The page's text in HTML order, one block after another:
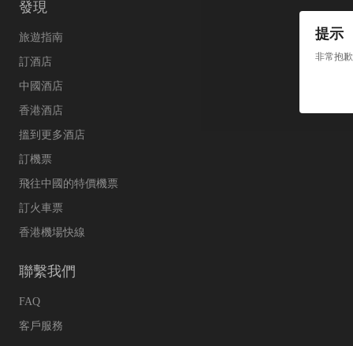
提示
非常抱
發現
旅遊指南
訂酒店
中國酒店
香港酒店
搵到更多酒店
訂機票
飛往中國的特價機票
訂火車票
香港機場快線
聯繫我們
FAQ
客戶服務